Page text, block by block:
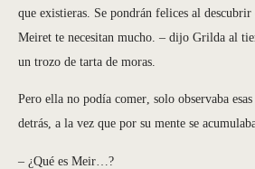
que existieras. Se pondrán felices al descubrir
Meiret te necesitan mucho. – dijo Grilda al
un trozo de tarta de moras.
Pero ella no podía comer, solo observaba
detrás, a la vez que por su mente se
– ¿Qué es Meir…?